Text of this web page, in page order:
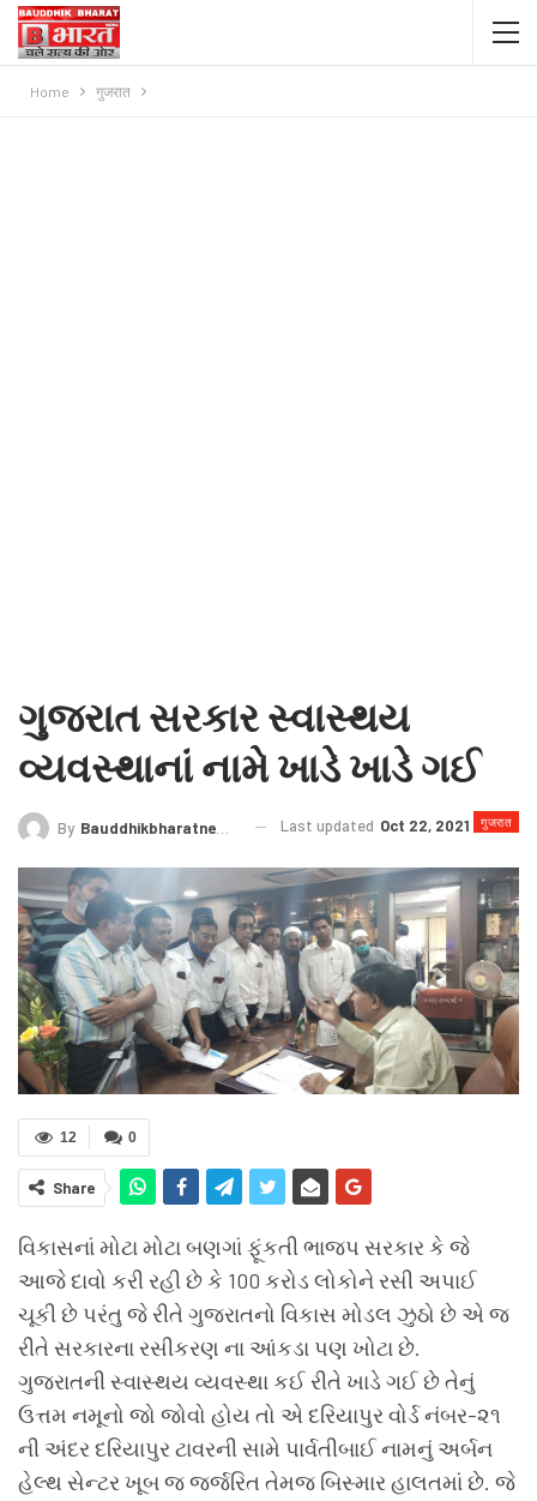
Home गुजरात
ગુજરાત સરકાર સ્વાસ્થય
વ્યવસ્થાનાં નામે ખાડે ખાડે ગઈ
गुजरात
By Bauddhikbharatnews@gmail.com Last updated Oct 22, 2021
0
12
Share
વિકાસનાં મોટા મોટા બણગાં ફૂંકતી ભાજપ સરકાર કે જે
આજે દાવો કરી રહી છે કે 100 કરોડ લોકોને રસી અપાઈ
ચૂકી છે પરંતુ જે રીતે ગુજરાતનો વિકાસ મોડલ ઝુઠો છે એ જ
રીતે સરકારના રસીકરણ ના આંકડા પણ ખોટા છે.
ગુજરાતની સ્વાસ્થય વ્યવસ્થા કઈ રીતે ખાડે ગઈ છે તેનું
ઉત્તમ નમૂનો જો જોવો હોય તો એ દરિયાપુર વોર્ડ નંબર-૨૧
ની અંદર દરિયાપુર ટાવરની સામે પાર્વતીબાઈ નામનું અર્બન
હેલ્થ સેન્ટર ખૂબ જ જર્જરિત તેમજ બિસ્માર હાલતમાં છે. જે